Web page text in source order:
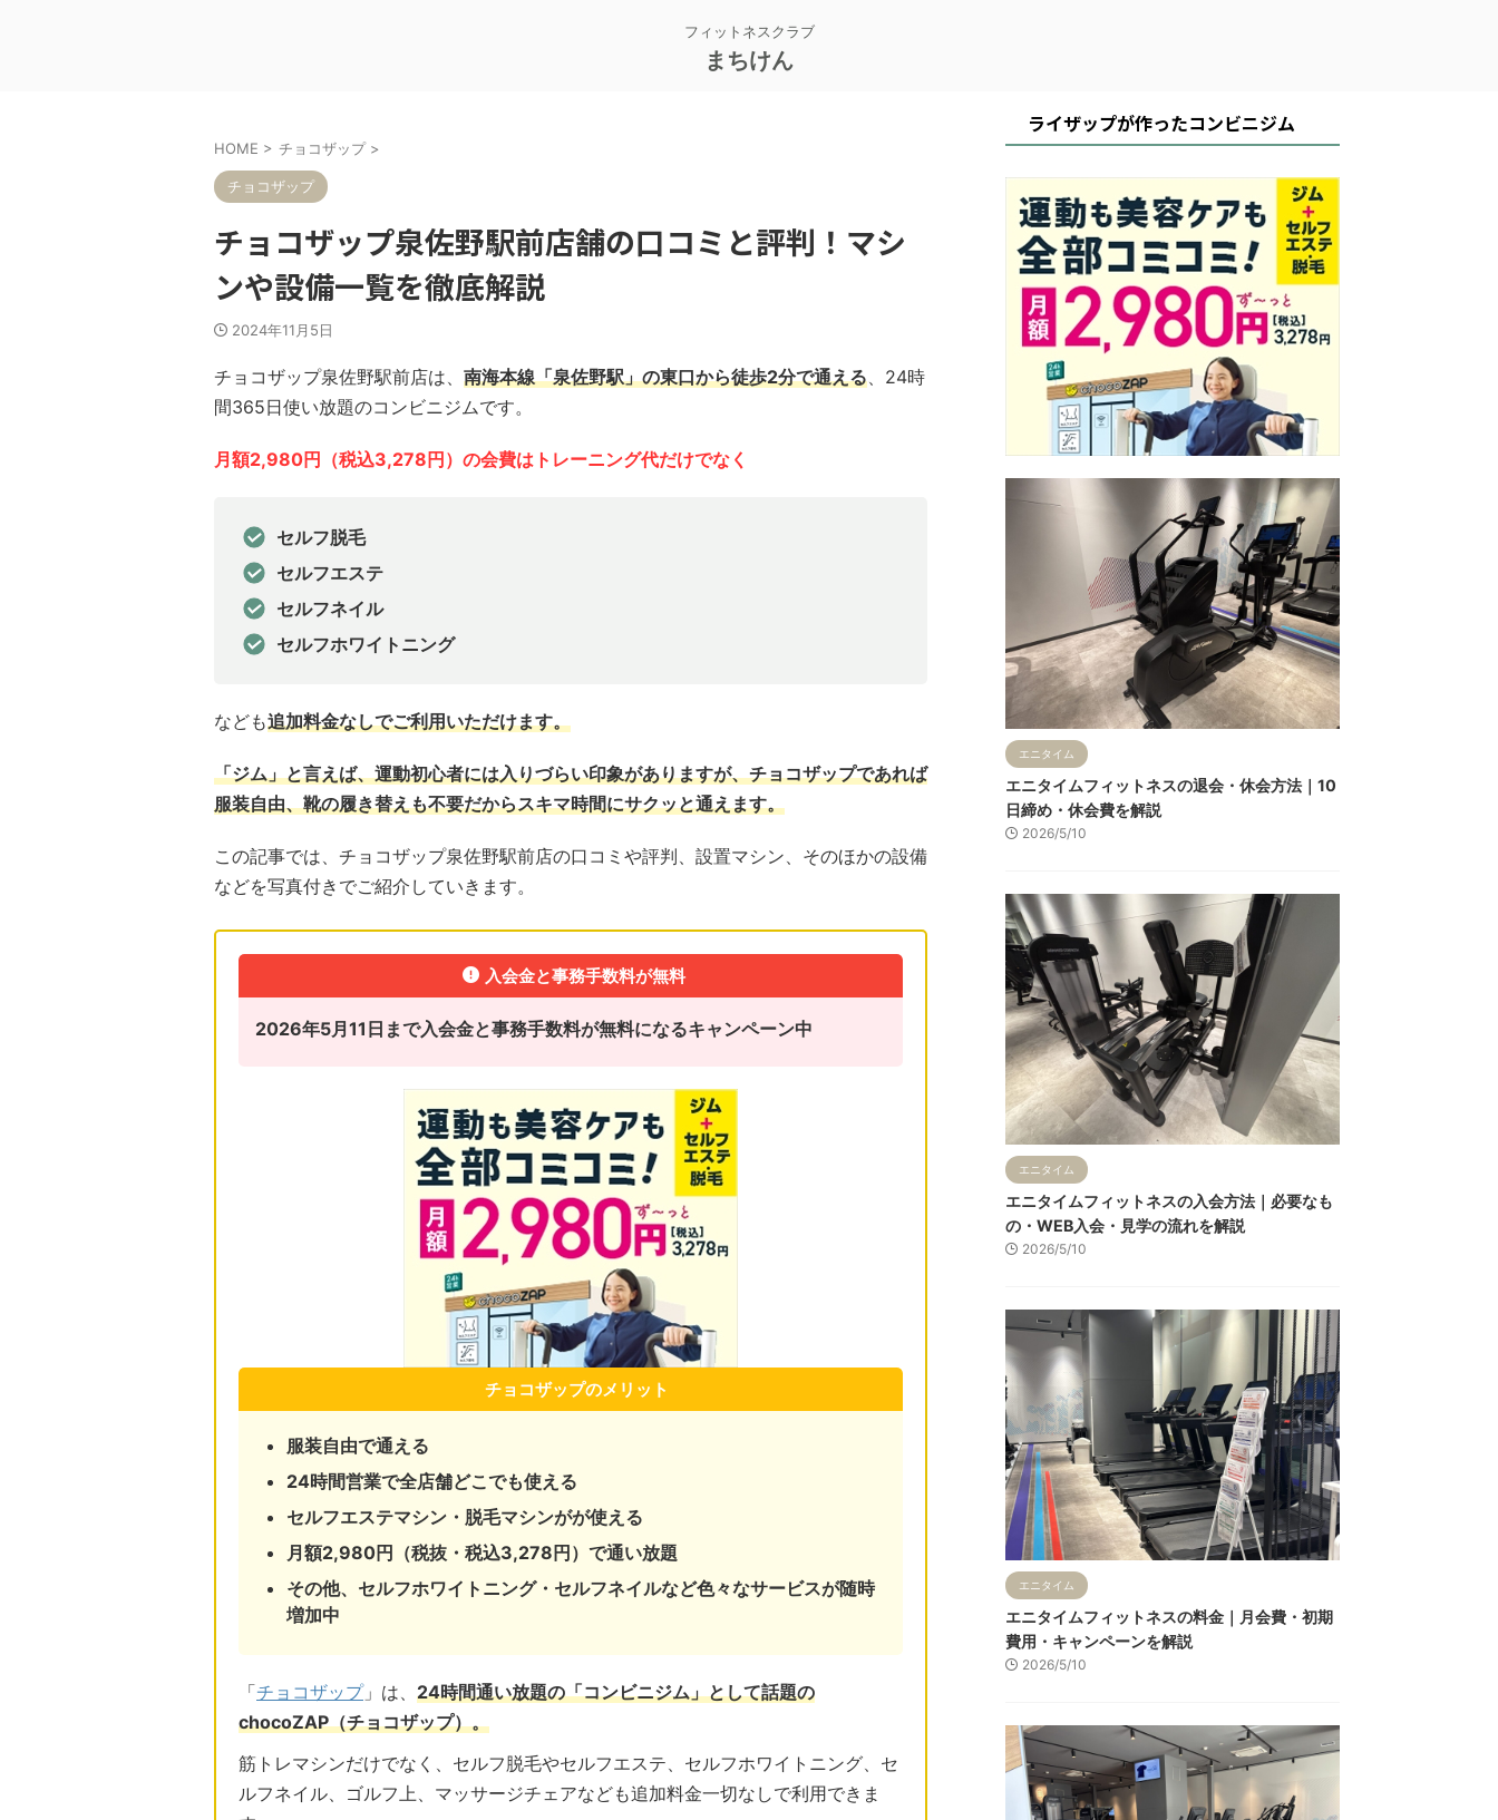
フィットネスクラブ
まちけん
HOME > チョコザップ >
チョコザップ
チョコザップ泉佐野駅前店舗の口コミと評判！マシ
ンや設備一覧を徹底解説
2024年11月5日
チョコザップ泉佐野駅前店は、 南海本線「泉佐野駅」の東口から徒歩2分で通える、24時
間365日使い放題のコンビニジムです。
月額2,980円（税込3,278円）の会費はトレーニング代だけでなく
セルフ脱毛
セルフエステ
セルフネイル
セルフホワイトニング
なども追加料金なしでご利用いただけます。
「ジム」と言えば、運動初心者には入りづらい印象がありますが、チョコザップであれば
服装自由、靴の履き替えも不要だからスキマ時間にサクッと通えます。
この記事では、チョコザップ泉佐野駅前店の口コミや評判、設置マシン、そのほかの設備
などを写真付きでご紹介していきます。
入会金と事務手数料が無料
2026年5月11日まで入会金と事務手数料が無料になるキャンペーン中
チョコザップのメリット
服装自由で通える
24時間営業で全店舗どこでも使える
セルフエステマシン・脱毛マシンがが使える
月額2,980円（税抜・税込3,278円）で通い放題
その他、セルフホワイトニング・セルフネイルなど色々なサービスが随時
増加中
「チョコザップ」は、 24時間通い放題の「コンビニジム」として話題の
chocoZAP（チョコザップ）。
筋トレマシンだけでなく、セルフ脱毛やセルフエステ、セルフホワイトニング、セ
ルフネイル、ゴルフ上、マッサージチェアなども追加料金一切なしで利用できま
ライザップが作ったコンビニジム
エニタイム
エニタイムフィットネスの退会・休会方法｜10
日締め・休会費を解説
2026/5/10
エニタイム
エニタイムフィットネスの入会方法｜必要なも
の・WEB入会・見学の流れを解説
2026/5/10
エニタイム
エニタイムフィットネスの料金｜月会費・初期
費用・キャンペーンを解説
2026/5/10